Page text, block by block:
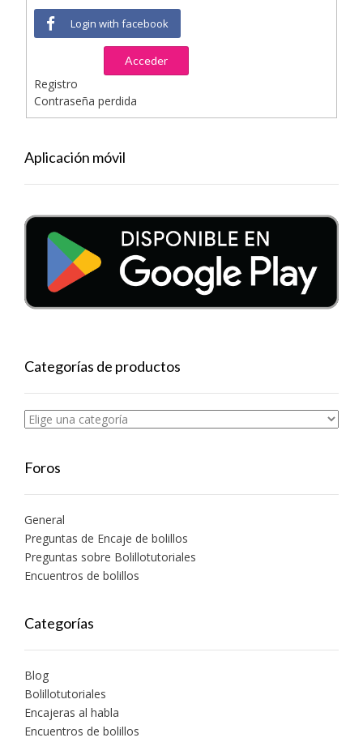
Login with facebook
Acceder
Registro
Contraseña perdida
Aplicación móvil
Categorías de productos
Foros
General
Preguntas de Encaje de bolillos
Preguntas sobre Bolillotutoriales
Encuentros de bolillos
Categorías
Blog
Bolillotutoriales
Encajeras al habla
Encuentros de bolillos